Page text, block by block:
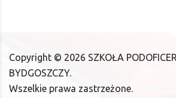
Copyright © 2026 SZKOŁA
BYDGOSZCZY.
Wszelkie prawa zastrzeżone.